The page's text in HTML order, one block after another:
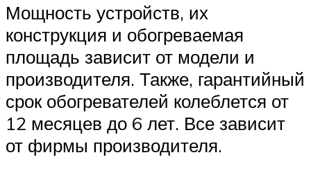
Мощность устройств, их
конструкция и обогреваемая
площадь зависит от модели и
производителя. Также, гарантийный
срок обогревателей колеблется от
12 месяцев до 6 лет. Все зависит
от фирмы производителя.